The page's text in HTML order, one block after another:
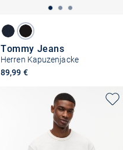
Tommy Jeans
Herren Kapuzenjacke
89,99 €